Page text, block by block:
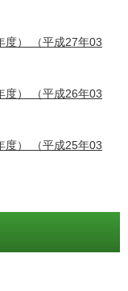
）
（平成27年03
）
（平成26年03
）
（平成25年03